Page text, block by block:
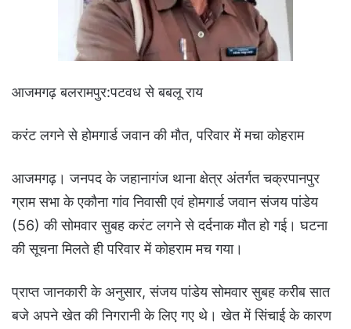
आजमगढ़ बलरामपुर:पटवध से बबलू राय
करंट लगने से होमगार्ड जवान की मौत, परिवार में मचा कोहराम
आजमगढ़। जनपद के जहानागंज थाना क्षेत्र अंतर्गत चक्रपानपुर
ग्राम सभा के एकौना गांव निवासी एवं होमगार्ड जवान संजय पांडेय
(56) की सोमवार सुबह करंट लगने से दर्दनाक मौत हो गई। घटना
की सूचना मिलते ही परिवार में कोहराम मच गया।
प्राप्त जानकारी के अनुसार, संजय पांडेय सोमवार सुबह करीब सात
बजे अपने खेत की निगरानी के लिए गए थे। खेत में सिंचाई के कारण